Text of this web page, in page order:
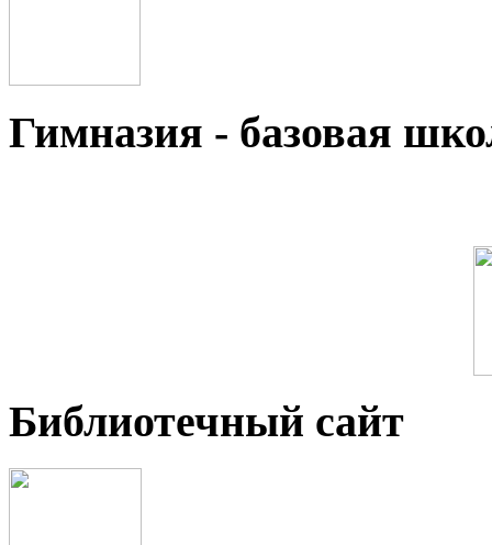
Гимназия - базовая
Библиотечный сайт